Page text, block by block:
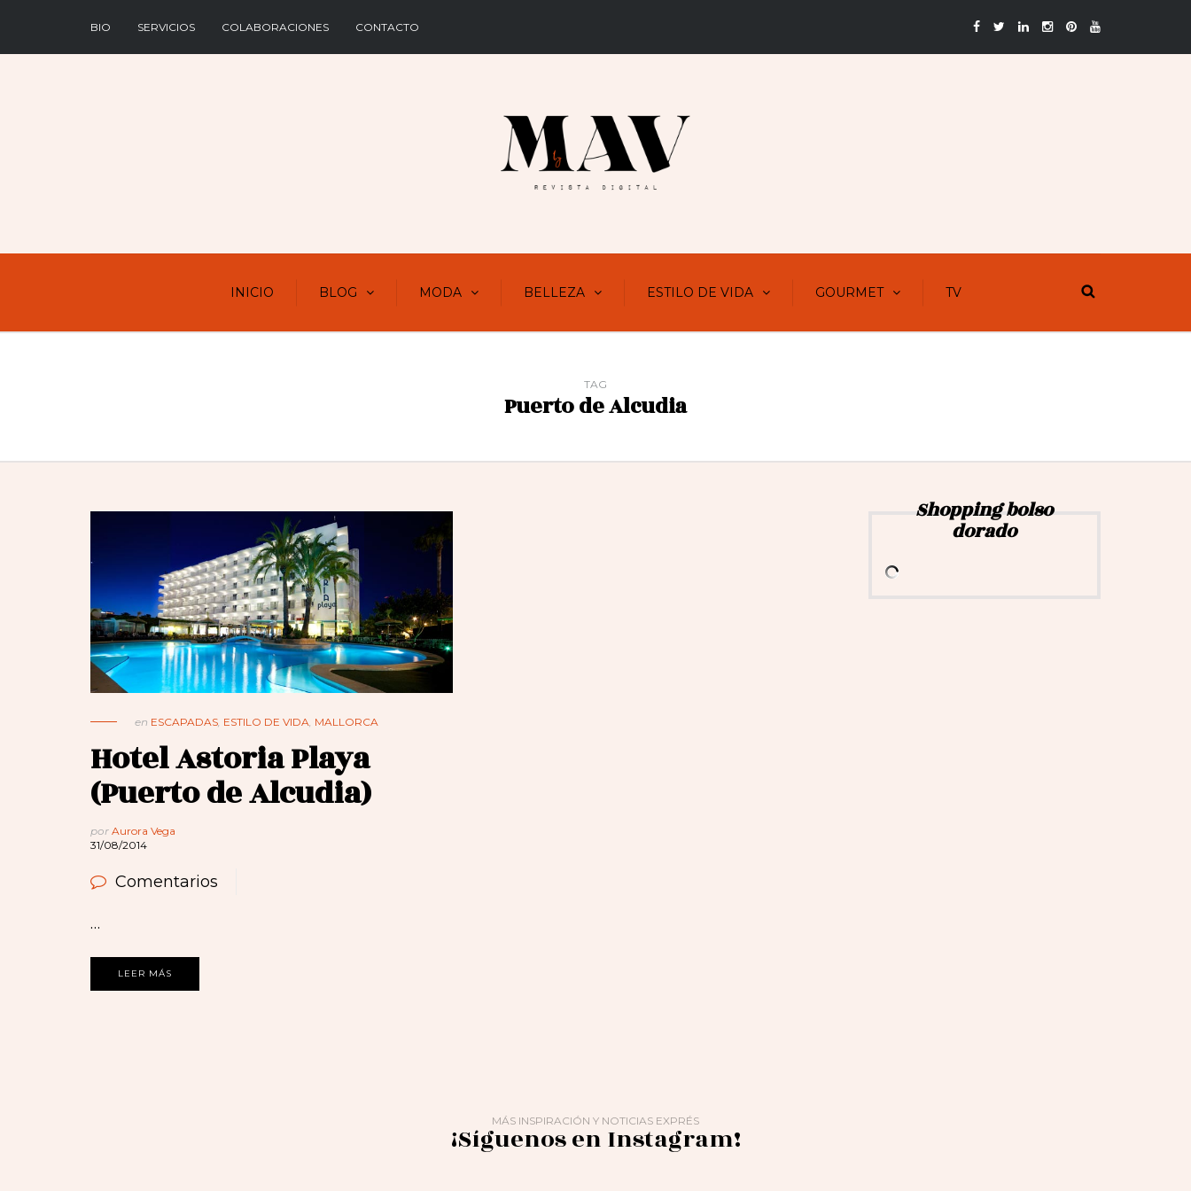
BIO SERVICIOS COLABORACIONES CONTACTO
INICIO BLOG MODA BELLEZA ESTILO DE VIDA GOURMET TV
TAG
Puerto de Alcudia
en ESCAPADAS ESTILO DE VIDA MALLORCA
Hotel Astoria Playa
(Puerto de Alcudia)
por Aurora Vega
31/08/2014
Comentarios
…
LEER MÁS
Shopping bolso
dorado
MÁS INSPIRACIÓN Y NOTICIAS EXPRÉS
¡Síguenos en Instagram!